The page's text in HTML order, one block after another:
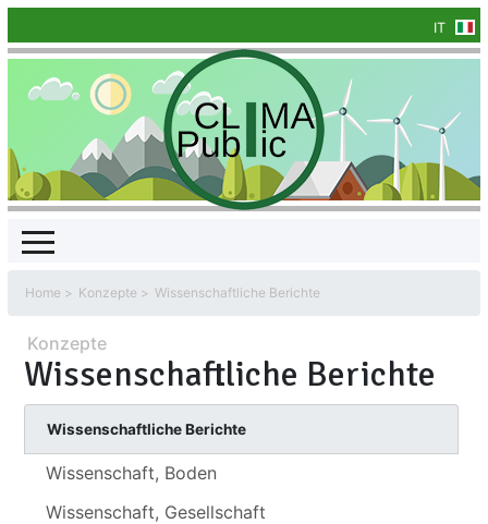
IT
Home Konzepte Wissenschaftliche Berichte
Konzepte
Wissenschaftliche Berichte
Wissenschaftliche Berichte
Wissenschaft, Boden
Wissenschaft, Gesellschaft